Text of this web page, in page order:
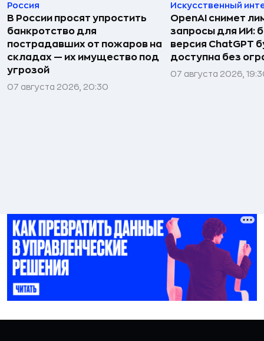
Россия
В России просят упростить
банкротство для
пострадавших от пожаров на
складах — их имущество под
угрозой
07 августа 2026, 20:30
Искусственный
OpenAI снимет
запросы для ИИ:
версия ChatGPT
доступна без
07 августа 2026,